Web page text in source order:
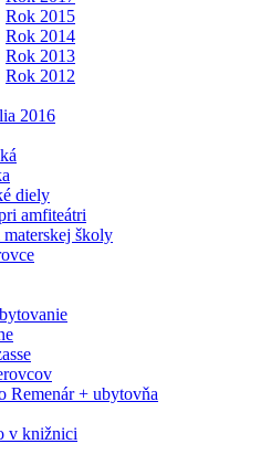
Rok 2015
Rok 2014
Rok 2013
Rok 2012
2016
diely
amfiteátri
materskej školy
Remenár + ubytovňa
v knižnici